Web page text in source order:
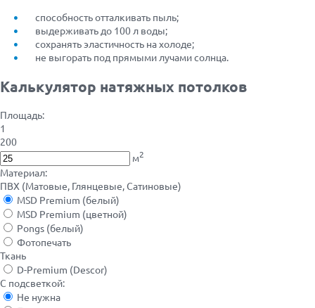
способность отталкивать пыль;
выдерживать до 100 л воды;
сохранять эластичность на холоде;
не выгорать под прямыми лучами солнца.
Калькулятор натяжных потолков
Площадь:
1
200
м2
Материал:
ПВХ (Матовые, Глянцевые, Сатиновые)
MSD Premium (белый)
MSD Premium (цветной)
Pongs (белый)
Фотопечать
Ткань
D-Premium (Descor)
С подсветкой:
Не нужна